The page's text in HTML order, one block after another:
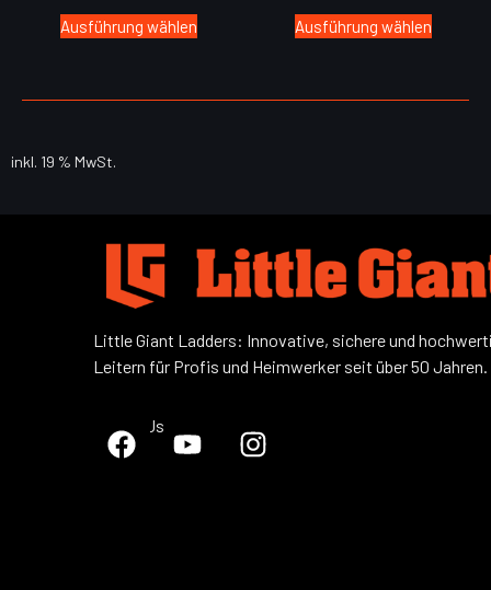
Ausführung wählen Ausführung wählen
inkl. 19 % MwSt.
Little Giant Ladders: Innovative, sichere und
Leitern für Profis und Heimwerker seit über 50 Jahren.
Follow Us